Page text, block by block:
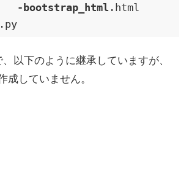
-bootstrap_html .html
.py
以下のように継承していますが、
成していません。